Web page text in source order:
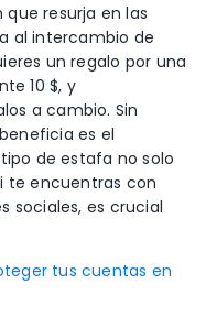
resurja en las
al intercambio de
un regalo por una
10 $, y
a cambio. Sin
es el
de estafa no solo
te encuentras con
sociales, es crucial
tus cuentas en